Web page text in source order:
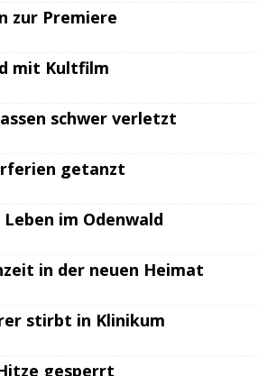
zur Premiere
mit Kultfilm
schwer verletzt
getanzt
im Odenwald
in der neuen Heimat
stirbt in Klinikum
gesperrt